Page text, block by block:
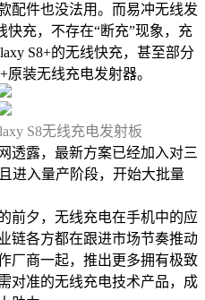
配件也没法用。而易冲无线发
快充，不存在“断充”现象，充
S8+的无线快充，甚至部分
原装无线充电发射器。
S8无线充电发射板
透露，最新方案已经加入对三
进入量产阶段，开始大批量
前夕，无线充电在手机中的应
链各方都在跟进市场节奏推动
厂商一起，推出更多拥有极致
对准的无线充电技术产品，成